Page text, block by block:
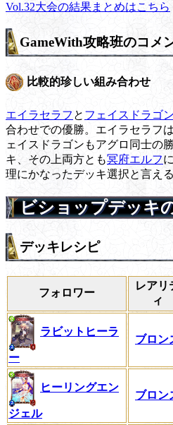
Vol.32大会の結果まとめはこちら
GameWith攻略班のコメ
比較的珍しい組み合わせ
エイラセラフ と フェイスドラゴン
合わせでの優勝。エイラセラフ
ェイスドラゴンもアグロ同士の
キ、その上両方とも冥府エルフ
理にかなったデッキ選択と言える
ビショップデッキ
デッキレシピ
フォロワー
レアリ
ィ
ラビットヒーラ
ー
ブロン
ヒーリングエン
ジェル
ブロン